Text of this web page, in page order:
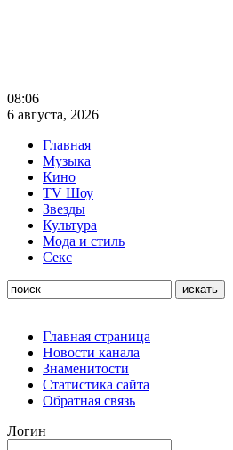
08:06
6 августа, 2026
Главная
Музыка
Кино
TV Шоу
Звезды
Культура
Мода и стиль
Секс
Главная страница
Новости канала
Знаменитости
Статистика сайта
Обратная связь
Логин